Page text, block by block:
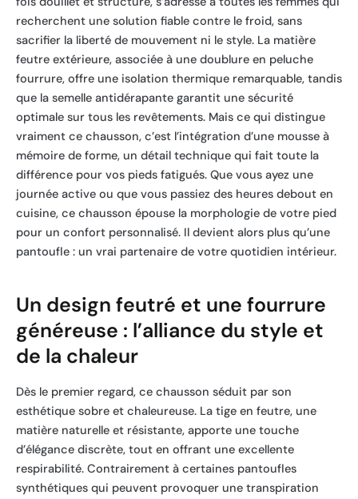
recherchent une solution fiable contre le froid, sans
sacrifier la liberté de mouvement ni le style. La matière
feutre extérieure, associée à une doublure en peluche
fourrure, offre une isolation thermique remarquable, tandis
que la semelle antidérapante garantit une sécurité
optimale sur tous les revêtements. Mais ce qui distingue
vraiment ce chausson, c’est l’intégration d’une mousse à
mémoire de forme, un détail technique qui fait toute la
différence pour vos pieds fatigués. Que vous ayez une
journée active ou que vous passiez des heures debout en
cuisine, ce chausson épouse la morphologie de votre pied
pour un confort personnalisé. Il devient alors plus qu’une
pantoufle : un vrai partenaire de votre quotidien intérieur.
Un design feutré et une fourrure
généreuse : l’alliance du style et
de la chaleur
Dès le premier regard, ce chausson séduit par son
esthétique sobre et chaleureuse. La tige en feutre, une
matière naturelle et résistante, apporte une touche
d’élégance discrète, tout en offrant une excellente
respirabilité. Contrairement à certaines pantoufles
synthétiques qui peuvent provoquer une transpiration